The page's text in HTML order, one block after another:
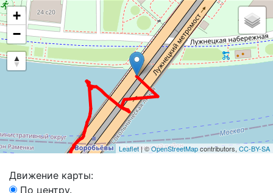
+
−
Leaflet| ©OpenStreetMapcontributors, CC-BY-SA
Движение карты:
По центру.